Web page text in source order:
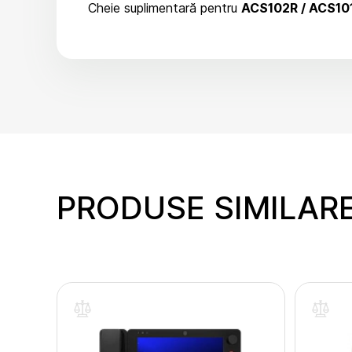
Cheie suplimentară pentru ACS102R /
PRODUSE